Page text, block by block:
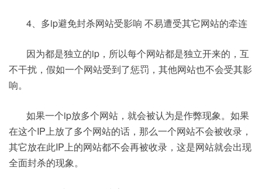
4、多ip避免封杀网站受影响 不易遭受其它网站的牵连
因为都是独立的ip，所以每个网站都是独立开来的，互
不干扰，假如一个网站受到了惩罚，其他网站也不会受其影
响。
如果一个ip放多个网站，就会被认为是作弊现象。如果
在这个IP上放了多个网站的话，那么一个网站不会被收录，
其它放在此IP上的网站都不会再被收录，这是网站就会出现
全面封杀的现象。